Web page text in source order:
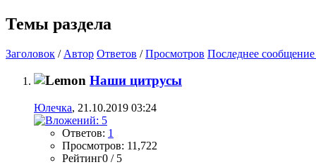
Темы раздела
Заголовок / Автор Ответов /Просмотров Последнее сообщение
Наши цитрусы
Юлечка, 21.10.2019 03:24
Ответов: 1
Просмотров: 11,722
Рейтинг0 / 5